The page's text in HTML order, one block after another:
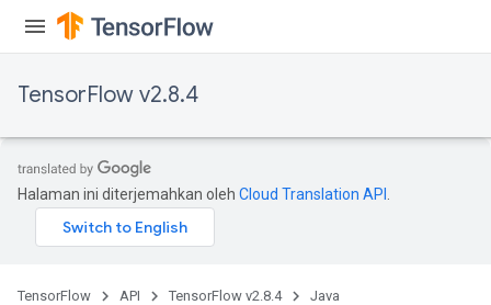
TensorFlow v2.8.4
Halaman ini diterjemahkan oleh Cloud Translation API
TensorFlow API TensorFlow v2.8.4 Java